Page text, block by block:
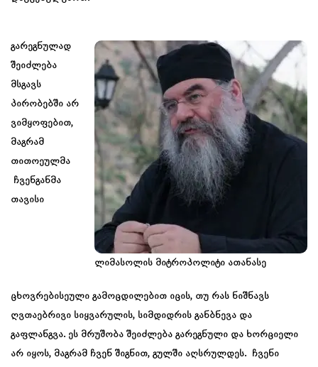
ლიმასოლის მიტროპოლიტი ათანასე
გარეგნულად
შეიძლება
მსგავს
პირობებში არ
ვიმყოფებით,
მაგრამ
თითოეულმა
ჩვენგანმა
თავისი
ცხოვრებისეული გამოცდილებით იცის, თუ რას ნიშნავს
ღვთაებრივი სიყვარულის, სიმდიდრის განბნევა და
გაფლანგვა. ეს მრუშობა შეიძლება გარეგნული და ხორციელი
არ იყოს, მაგრამ ჩვენ შიგნით, გულში აღსრულდეს. ჩვენი